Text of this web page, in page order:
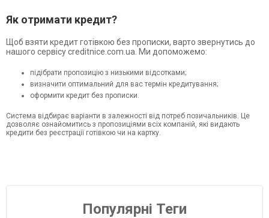
Як отримати кредит?
Щоб взяти кредит готівкою без прописки, варто звернутись до
нашого сервісу creditnice.com.ua. Ми допоможемо:
підібрати пропозицію з низькими відсотками;
визначити оптимальний для вас термін кредитування;
оформити кредит без прописки.
Система відбирає варіанти в залежності від потреб позичальників. Це
дозволяє ознайомитись з пропозиціями всіх компаній, які видають
кредити без реєстрації готівкою чи на картку.
Популярні Теги